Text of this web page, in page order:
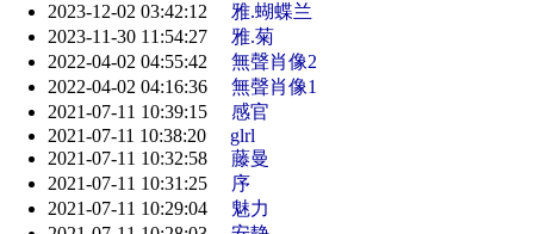
2023-12-02 03:42:12
雅.蝴蝶兰
2023-11-30 11:54:27
雅.菊
2022-04-02 04:55:42
無聲肖像2
2022-04-02 04:16:36
無聲肖像1
2021-07-11 10:39:15
感官
2021-07-11 10:38:20
glrl
2021-07-11 10:32:58
藤曼
2021-07-11 10:31:25
序
2021-07-11 10:29:04
魅力